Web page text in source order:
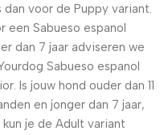
dan voor de Puppy variant.
een Sabueso espanol
dan 7 jaar adviseren we
Sabueso espanol
Is jouw hond ouder dan 11
en jonger dan 7 jaar,
kun je de Adult variant